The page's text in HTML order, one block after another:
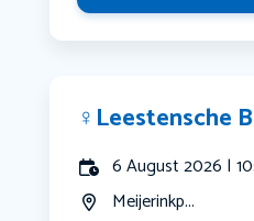
‍♀️Leestensche
6 August 2026 |
Meijerinkp...